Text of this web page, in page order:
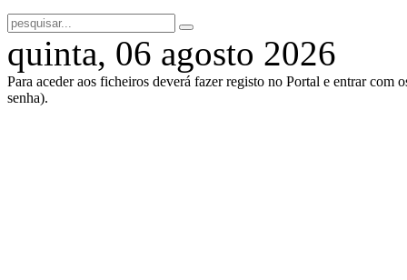
quinta, 06 agosto 2026
Para aceder aos ficheiros deverá fazer registo no Portal e entrar com
senha).